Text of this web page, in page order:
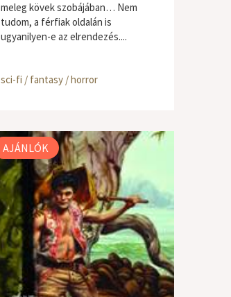
meleg kövek szobájában… Nem
tudom, a férfiak oldalán is
ugyanilyen-e az elrendezés....
sci-fi / fantasy / horror
AJÁNLÓK